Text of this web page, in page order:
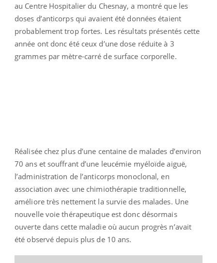
au Centre Hospitalier du Chesnay, a montré que les
doses d’anticorps qui avaient été données étaient
probablement trop fortes. Les résultats présentés cette
année ont donc été ceux d’une dose réduite à 3
grammes par mètre-carré de surface corporelle.
Réalisée chez plus d’une centaine de malades d’environ
70 ans et souffrant d’une leucémie myéloïde aiguë,
l’administration de l’anticorps monoclonal, en
association avec une chimiothérapie traditionnelle,
améliore très nettement la survie des malades. Une
nouvelle voie thérapeutique est donc désormais
ouverte dans cette maladie où aucun progrès n’avait
été observé depuis plus de 10 ans.